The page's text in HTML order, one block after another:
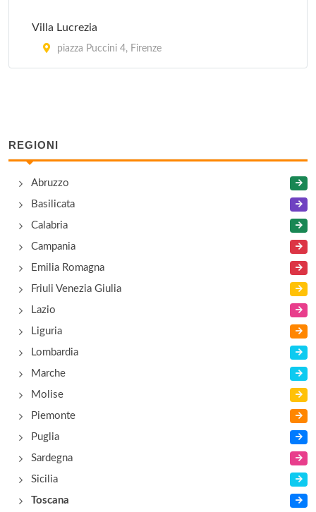
Villa Lucrezia
piazza Puccini 4, Firenze
REGIONI
Abruzzo
Basilicata
Calabria
Campania
Emilia Romagna
Friuli Venezia Giulia
Lazio
Liguria
Lombardia
Marche
Molise
Piemonte
Puglia
Sardegna
Sicilia
Toscana